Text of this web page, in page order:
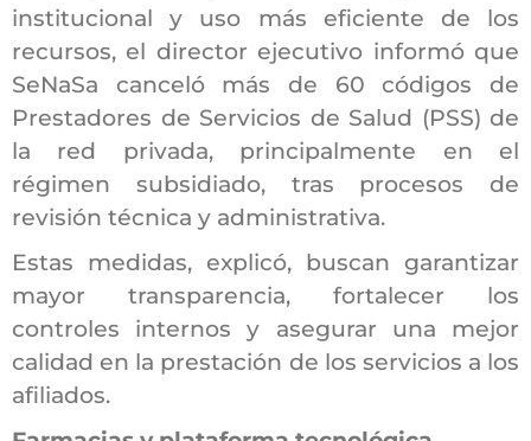
institucional y uso más eficiente de los
recursos, el director ejecutivo informó que
SeNaSa canceló más de 60 códigos de
Prestadores de Servicios de Salud (PSS) de
la red privada, principalmente en el
régimen subsidiado, tras procesos de
revisión técnica y administrativa.
Estas medidas, explicó, buscan garantizar
mayor transparencia, fortalecer los
controles internos y asegurar una mejor
calidad en la prestación de los servicios a los
afiliados.